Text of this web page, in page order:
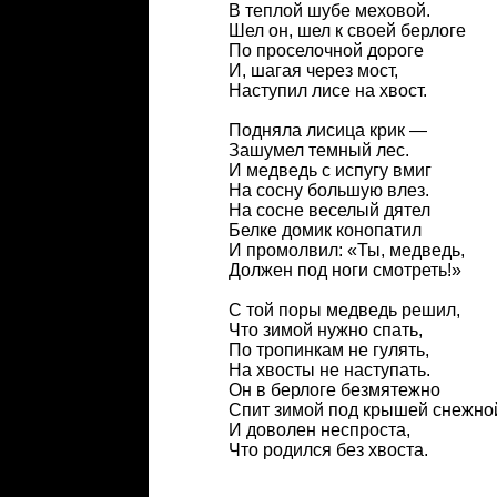
В теплой шубе меховой.
Шел он, шел к своей берлоге
По проселочной дороге
И, шагая через мост,
Наступил лисе на хвост.
Подняла лисица крик —
Зашумел темный лес.
И медведь с испугу вмиг
На сосну большую влез.
На сосне веселый дятел
Белке домик конопатил
И промолвил: «Ты, медведь,
Должен под ноги смотреть!»
С той поры медведь решил,
Что зимой нужно спать,
По тропинкам не гулять,
На хвосты не наступать.
Он в берлоге безмятежно
Спит зимой под крышей
И доволен неспроста,
Что родился без хвоста.